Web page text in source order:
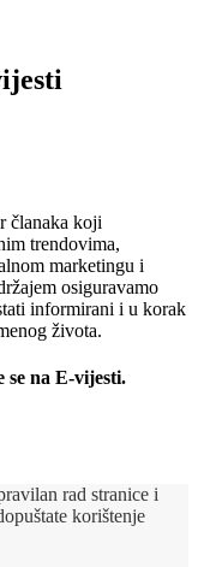
članaka koji
trendovima,
marketingu i
osiguravamo
informirani i u korak
života.
na E-vijesti.
rad stranice i
korištenje